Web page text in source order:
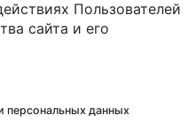
Пользователей
сайта и его
персональных данных